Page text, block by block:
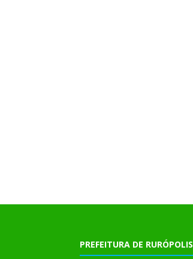
PREFEITURA DE RURÓPOLIS